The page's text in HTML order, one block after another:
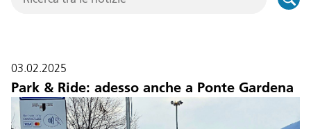
Notizie
Progetti
03.02.2025
Park & Ride: adesso anche a Ponte Gardena